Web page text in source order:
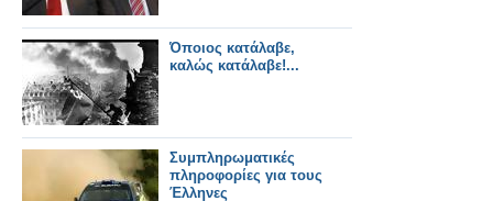
Όποιος κατάλαβε,
καλώς κατάλαβε!...
Συμπληρωματικές
πληροφορίες για τους
Έλληνες